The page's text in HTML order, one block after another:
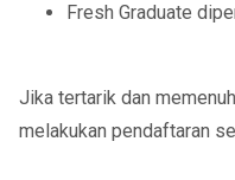
Fresh Graduate
Jika tertarik dan
melakukan pendaftaran